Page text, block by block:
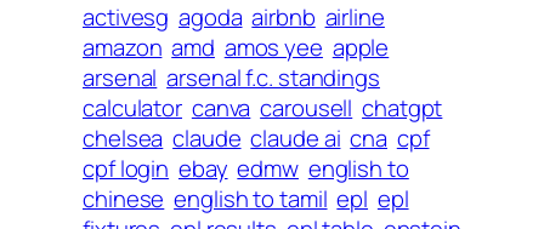
activesg agoda airbnb airline
amazon amd amos yee apple
arsenal arsenal f.c. standings
calculator canva carousell chatgpt
chelsea claude claude ai cna cpf
cpf login ebay edmw english to
chinese english to tamil epl epl